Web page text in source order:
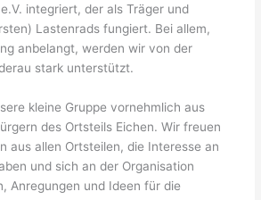
integriert, der als Träger und
Lastenrads fungiert. Bei allem,
anbelangt, werden wir von der
stark unterstützt.
kleine Gruppe vornehmlich aus
des Ortsteils Eichen. Wir freuen
aus allen Ortsteilen, die Interesse an
und sich an der Organisation
Anregungen und Ideen für die